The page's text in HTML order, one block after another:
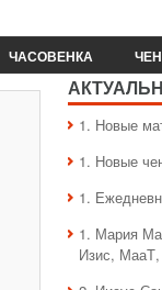
ЧАСОВЕНКА
1. Hовые
1. Hовые
1.
1. Мария
Изис, МааТ,